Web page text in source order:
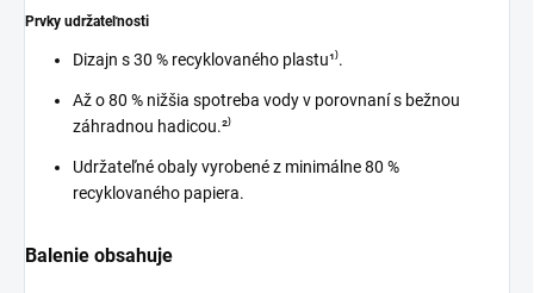
Prvky udržateľnosti
Dizajn s 30 % recyklovaného plastu¹⁾.
Až o 80 % nižšia spotreba vody v porovnaní s bežnou
záhradnou hadicou.²⁾
Udržateľné obaly vyrobené z minimálne 80 %
recyklovaného papiera.
Balenie obsahuje